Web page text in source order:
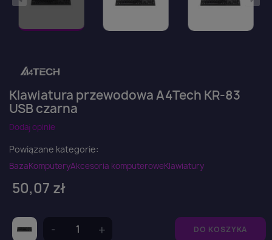
Klawiatura przewodowa A4Tech KR-83
USB czarna
Dodaj opinie
Powiązane kategorie:
BazaKomputeryAkcesoria komputeroweKlawiatury
50,07 zł
DO KOSZYKA